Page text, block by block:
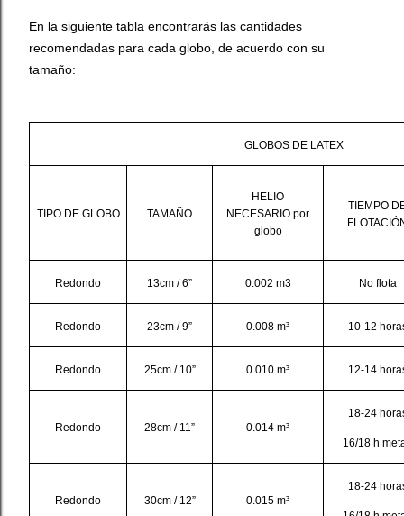
En la siguiente tabla encontrarás las cantidades
recomendadas para cada globo, de acuerdo con su
tamaño:
GLOBOS DE LATEX
TIPO DE GLOBO TAMAÑO
HELIO
NECESARIO por
globo
TIEMPO
Redondo 13cm / 6” 0.002 m3 No flota
Redondo 23cm / 9” 0.008 m³ 10-12
Redondo 25cm / 10” 0.010 m³ 12-14
Redondo 28cm / 11” 0.014 m³
18-24
16/18 h
Redondo 30cm / 12” 0.015 m³
18-24